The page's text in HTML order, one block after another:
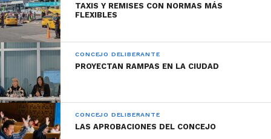
TAXIS Y REMISES CON NORMAS MÁS
FLEXIBLES
CONCEJO DELIBERANTE
PROYECTAN RAMPAS EN LA CIUDAD
CONCEJO DELIBERANTE
LAS APROBACIONES DEL CONCEJO